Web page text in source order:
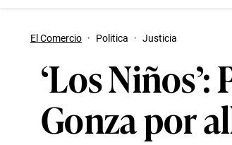
El Comercio · Politica · Justicia
‘Los
Gonza por